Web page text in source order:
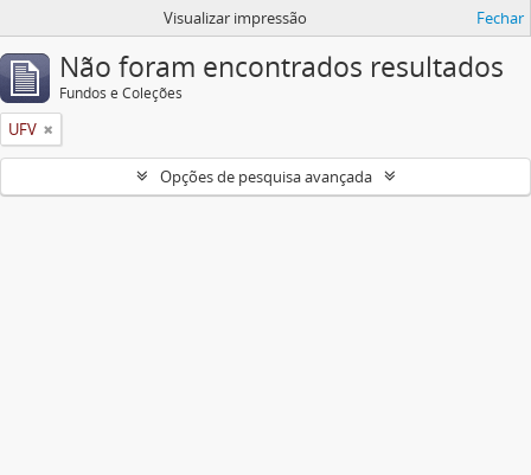
Visualizar impressão Fechar
Não foram encontrados resultados
Fundos e Coleções
UFV
Opções de pesquisa avançada